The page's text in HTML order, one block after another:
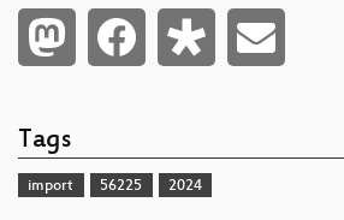
Tags
import 56225 2024